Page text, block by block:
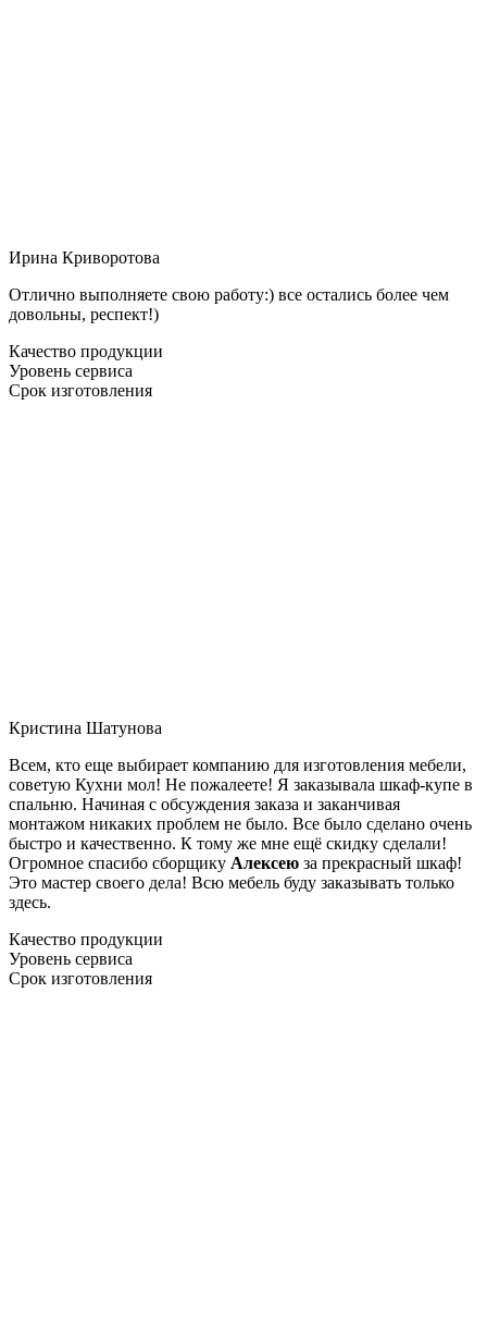
Ирина Криворотова
Отлично выполняете свою работу:) все остались более чем
довольны, респект!)
Качество продукции
Уровень сервиса
Срок изготовления
Кристина Шатунова
Всем, кто еще выбирает компанию для изготовления мебели,
советую Кухни мол! Не пожалеете! Я заказывала шкаф-купе в
спальню. Начиная с обсуждения заказа и заканчивая
монтажом никаких проблем не было. Все было сделано очень
быстро и качественно. К тому же мне ещё скидку сделали!
Огромное спасибо сборщику Алексею за прекрасный шкаф!
Это мастер своего дела! Всю мебель буду заказывать только
здесь.
Качество продукции
Уровень сервиса
Срок изготовления